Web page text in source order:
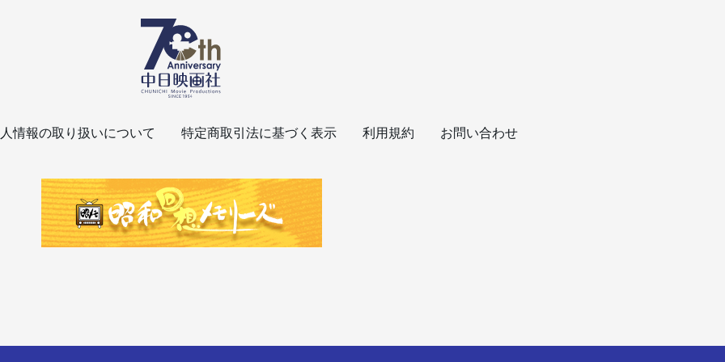
情報の取り扱いについて 特定商取引法に基づく表示 利用規約 お問い合わせ